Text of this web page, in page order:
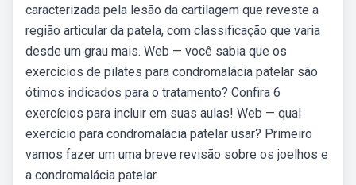
caracterizada pela lesão da cartilagem que reveste a
região articular da patela, com classificação que varia
desde um grau mais. Web — você sabia que os
exercícios de pilates para condromalácia patelar são
ótimos indicados para o tratamento? Confira 6
exercícios para incluir em suas aulas! Web — qual
exercício para condromalácia patelar usar? Primeiro
vamos fazer um uma breve revisão sobre os joelhos e
a condromalácia patelar.